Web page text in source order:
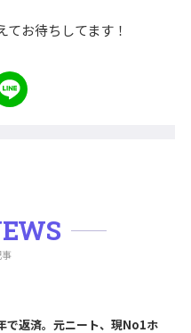
お待ちしてます！
事
で返済。元ニート、現No1ホ